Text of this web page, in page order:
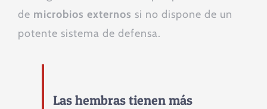
de microbios externos si no dispone de un
potente sistema de defensa.
Las hembras tienen más